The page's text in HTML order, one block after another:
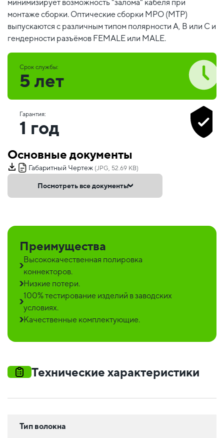
минимизирует возможность "залома" кабеля при
монтаже сборки. Оптические сборки MPO (MTP)
выпускаются с различным типом полярности А, В или С и
гендерности разъёмов FEMALE или MALE.
Срок службы:
5 лет
Гарантия:
1 год
Основные документы
Габаритный Чертеж (JPG, 52.69 KB)
Посмотреть все документы
Преимущества
Высококачественная полировка
коннекторов.
Низкие потери.
100% тестирование изделий в заводских
условиях.
Качественные комплектующие.
Технические характеристики
Тип волокна